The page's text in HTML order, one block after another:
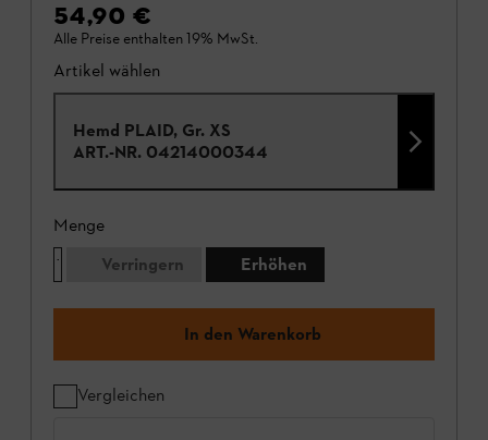
54,90 €
Alle Preise enthalten 19% MwSt.
Artikel wählen
Hemd PLAID, Gr. XS
ART.-NR. 04214000344
Menge
Verringern
Erhöhen
In den Warenkorb
Vergleichen